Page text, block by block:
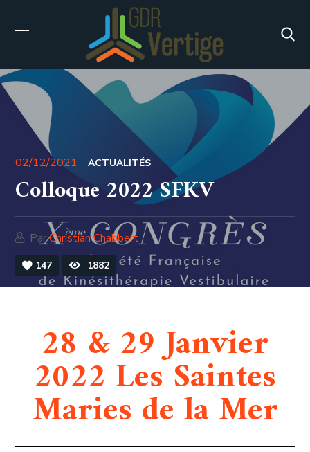
02/12/2021 ACTUALITÉS
Colloque 2022 SFKV
ParChristian Chabbert
147 1882
28 & 29 Janvier
2022 Les Saintes
Maries de la Mer